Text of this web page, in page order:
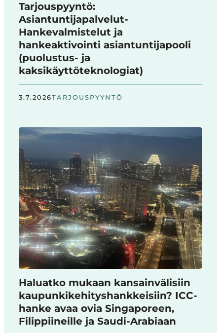
Tarjouspyyntö:
Asiantuntijapalvelut-
Hankevalmistelut ja
hankeaktivointi asiantuntijapooli
(puolustus- ja
kaksikäyttöteknologiat)
3.7.2026TARJOUSPYYNTÖ
Haluatko mukaan kansainvälisiin
kaupunkikehityshankkeisiin? ICC-
hanke avaa ovia Singaporeen,
Filippiineille ja Saudi-Arabiaan